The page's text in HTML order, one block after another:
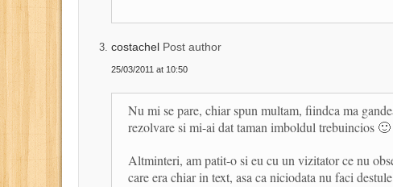
costachel Post author
25/03/2011 at 10:50
Nu mi se pare, chiar spun multam, fiindca ma
rezolvare si mi-ai dat taman imboldul trebuincios 🙂
Altminteri, am patit-o si eu cu un vizitator ce nu
care era chiar in text, asa ca niciodata nu faci